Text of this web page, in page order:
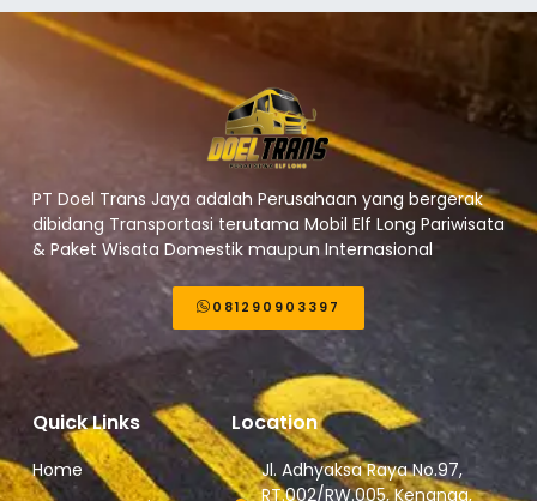
PT Doel Trans Jaya adalah Perusahaan yang bergerak
dibidang Transportasi terutama Mobil Elf Long Pariwisata
& Paket Wisata Domestik maupun Internasional
081290903397
Quick Links
Home
Location
Jl. Adhyaksa Raya No.97,
RT.002/RW.005, Kenanga,